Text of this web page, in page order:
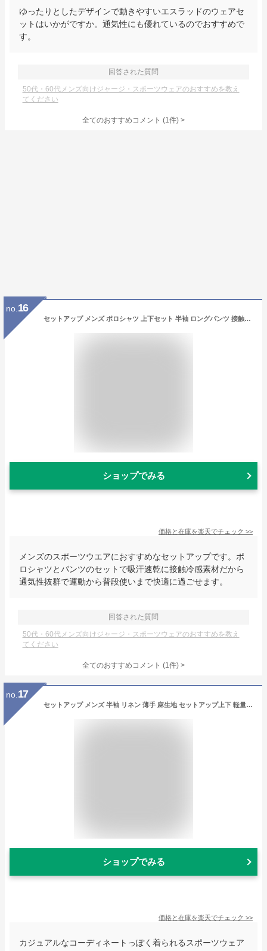
ゆったりとしたデザインで動きやすいエスラッドのウェアセ
ットはいかがですか。通気性にも優れているのでおすすめで
す。
回答された質問
50代・60代メンズ向けジャージ・スポーツウェアのおすすめを教え
てください
全てのおすすめコメント (1件) >
no. 16
セットアップ メンズ ポロシャツ 上下セット 半袖 ロングパンツ 接触冷感 吸汗速乾 通気性抜群 父の日 プレゼント ギフト 紳士服 カジュアル ゴルフウェア スポーツウェア ストレッチ 無地 シンプル
ショップでみる
価格と在庫を楽天でチェック >>
メンズのスポーツウエアにおすすめなセットアップです。ポ
ロシャツとパンツのセットで吸汗速乾に接触冷感素材だから
通気性抜群で運動から普段使いまで快適に過ごせます。
回答された質問
50代・60代メンズ向けジャージ・スポーツウェアのおすすめを教え
てください
全てのおすすめコメント (1件) >
no. 17
セットアップ メンズ 半袖 リネン 薄手 麻生地 セットアップ上下 軽量 スタンドカラー 半袖シャツ リネンパンツ ゆったり トレーニング カジュアル ランニングウェア スポーツウェア 通気性 お出かけ 春夏服 吸湿 涼しい トレーナー 誕生日 父の日 プレゼント 特典あり
ショップでみる
価格と在庫を楽天でチェック >>
カジュアルなコーディネートっぽく着られるスポーツウェア